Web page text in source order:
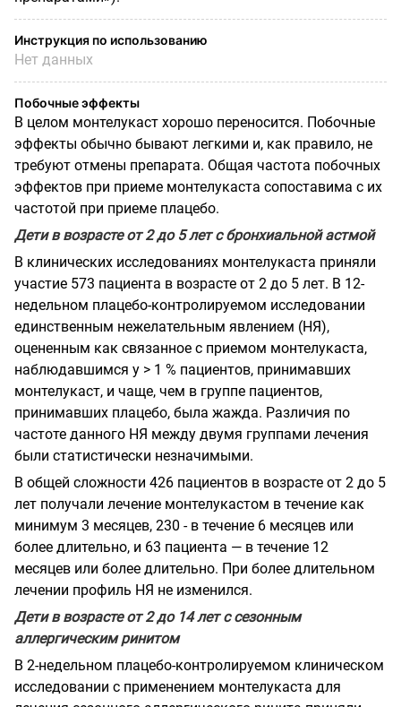
Инструкция по использованию
Нет данных
Побочные эффекты
В целом монтелукаст хорошо переносится. Побочные
эффекты обычно бывают легкими и, как правило, не
требуют отмены препарата. Общая частота побочных
эффектов при приеме монтелукаста сопоставима с их
частотой при приеме плацебо.
Дети в возрасте от 2 до 5 лет с бронхиальной астмой
В клинических исследованиях монтелукаста приняли
участие 573 пациента в возрасте от 2 до 5 лет. В 12-
недельном плацебо-контролируемом исследовании
единственным нежелательным явлением (НЯ),
оцененным как связанное с приемом монтелукаста,
наблюдавшимся у > 1 % пациентов, принимавших
монтелукаст, и чаще, чем в группе пациентов,
принимавших плацебо, была жажда. Различия по
частоте данного НЯ между двумя группами лечения
были статистически незначимыми.
В общей сложности 426 пациентов в возрасте от 2 до 5
лет получали лечение монтелукастом в течение как
минимум 3 месяцев, 230 - в течение 6 месяцев или
более длительно, и 63 пациента — в течение 12
месяцев или более длительно. При более длительном
лечении профиль НЯ не изменился.
Дети в возрасте от 2 до 14 лет с сезонным
аллергическим ринитом
В 2-недельном плацебо-контролируемом клиническом
исследовании с применением монтелукаста для